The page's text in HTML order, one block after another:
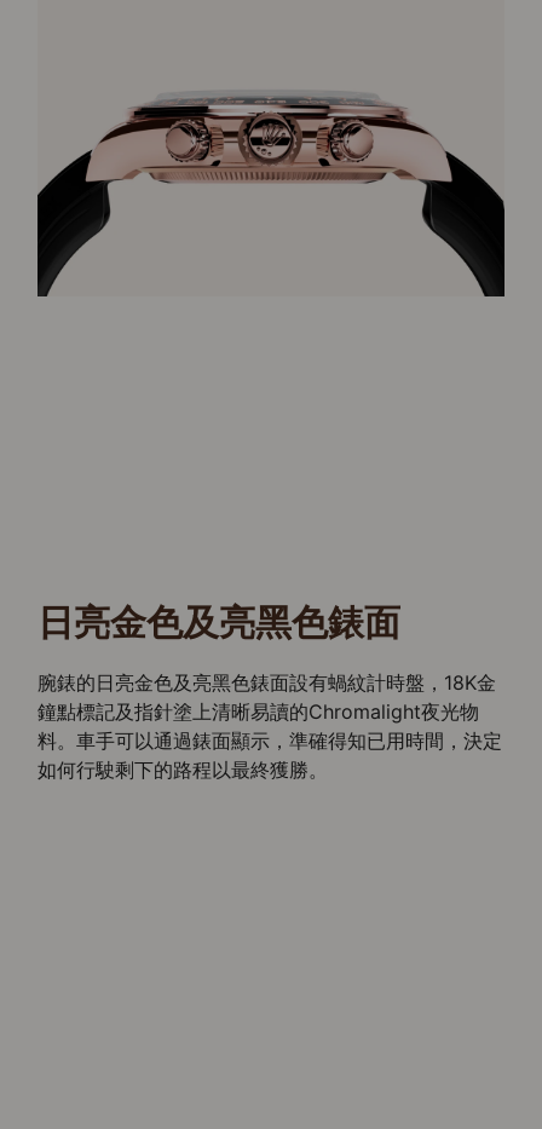
日亮金色及亮黑色錶面
腕錶的日亮金色及亮黑色錶面設有蝸紋計時盤，18K金
鐘點標記及指針塗上清晰易讀的Chromalight夜光物
料。車手可以通過錶面顯示，準確得知已用時間，決定
如何行駛剩下的路程以最終獲勝。